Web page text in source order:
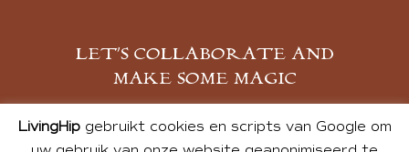
LET’S COLLABORATE AND
MAKE SOME MAGIC
MELD JE AAN
LivingHipgebruikt cookies en scripts van Google om